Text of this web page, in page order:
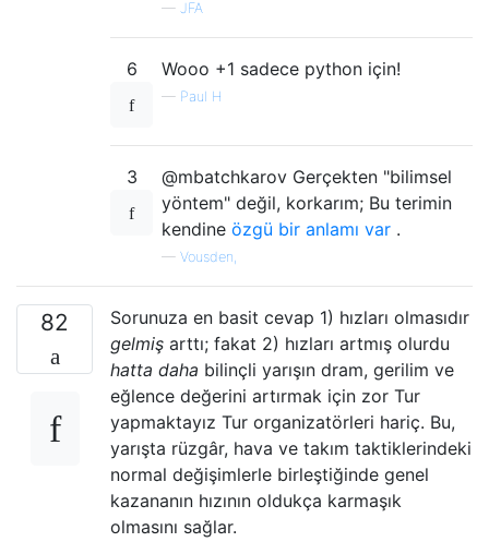
    return values[temp]
F = CdA p [v^2/2]
p = Air density in kg/m3 (typically
v = Velocity (metres/second). Let's say
"""
"""What wattage will the
    output to travel at a specific speed?
    """
    position = "drops"
    temp = 20 # celcius
F = Cd(position) * A(position) *
    watts = speed_m_s*F
    return watts
— JFA
6 Wooo +1 sadece python için!
— Paul H
3
@mbatchkarov Gerçekten "bilimsel
yöntem" değil, korkarım; Bu terimin
kendine özgü bir anlamı var .
— Vousden,
82
Sorunuza en basit cevap 1) hızları olmasıdır
gelmiş arttı; fakat 2) hızları artmış olurdu
hatta daha bilinçli yarışın dram, gerilim ve
eğlence değerini artırmak için zor Tur
yapmaktayız Tur organizatörleri hariç. Bu,
yarışta rüzgâr, hava ve takım taktiklerindeki
normal değişimlerle birleştiğinde genel
kazananın hızının oldukça karmaşık
olmasını sağlar.